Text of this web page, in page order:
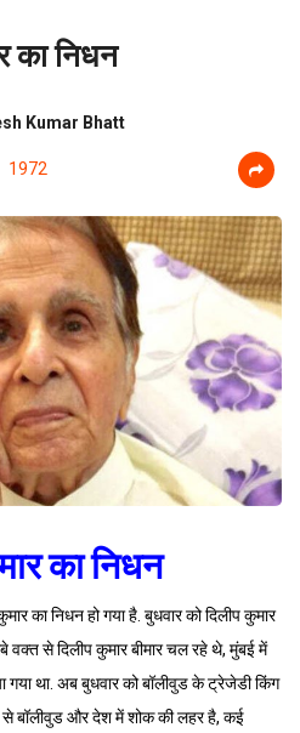
का निधन
Kumar Bhatt
1972
का निधन
का निधन हो गया है. बुधवार को दिलीप कुमार
से दिलीप कुमार बीमार चल रहे थे, मुंबई में
गया था. अब बुधवार को बॉलीवुड के ट्रेजेडी किंग
से बॉलीवुड और देश में शोक की लहर है, कई